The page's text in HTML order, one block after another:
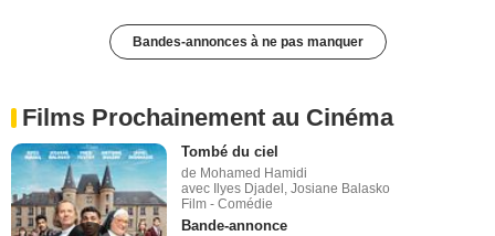
Bandes-annonces à ne pas manquer
Films Prochainement au Cinéma
Tombé du ciel
de Mohamed Hamidi
avec Ilyes Djadel, Josiane Balasko
Film - Comédie
Bande-annonce